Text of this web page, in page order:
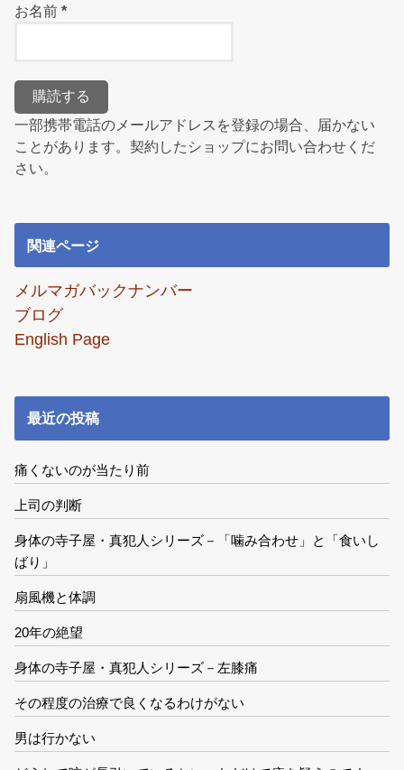
お名前*
一部携帯電話のメールアドレスを登録の場合、届かない
ことがあります。契約したショップにお問い合わせくだ
さい。
関連ページ
メルマガバックナンバー
ブログ
English Page
最近の投稿
痛くないのが当たり前
上司の判断
身体の寺子屋・真犯人シリーズ－「噛み合わせ」と「食いし
ばり」
扇風機と体調
20年の絶望
身体の寺子屋・真犯人シリーズ－左膝痛
その程度の治療で良くなるわけがない
男は行かない